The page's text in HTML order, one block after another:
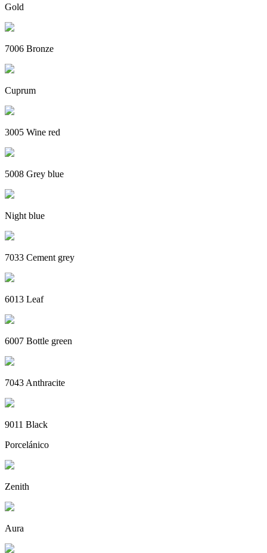
Gold
7006 Bronze
Cuprum
3005 Wine red
5008 Grey blue
Night blue
7033 Cement grey
6013 Leaf
6007 Bottle green
7043 Anthracite
9011 Black
Porcelánico
Zenith
Aura